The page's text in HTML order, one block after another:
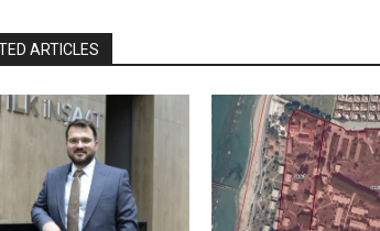
ARTICLES